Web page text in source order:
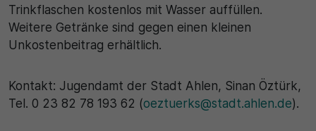
Trinkflaschen kostenlos mit Wasser auffüllen.
Weitere Getränke sind gegen einen kleinen
Unkostenbeitrag erhältlich.
Kontakt: Jugendamt der Stadt Ahlen, Sinan Öztürk,
Tel. 0 23 82 78 193 62 (oeztuerks@stadt.ahlen.de).